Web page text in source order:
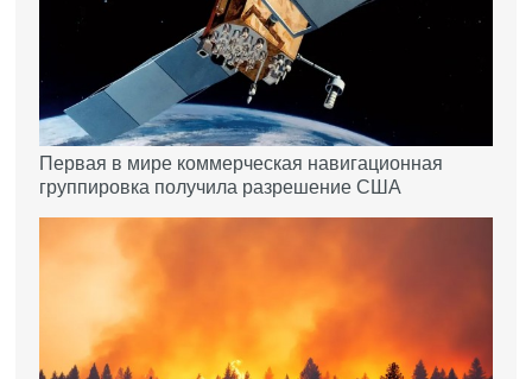
Первая в мире коммерческая навигационная
группировка получила разрешение США